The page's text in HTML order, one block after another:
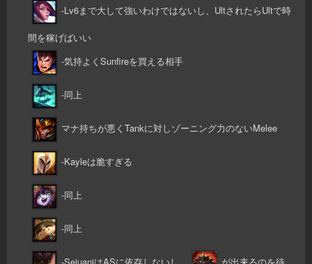
-Lv6まで大して強いわけではないし、UltされたらUltで時
間を稼げばいい
-気持よくSunfireを買える相手
-同上
マナ持ちが悪くTankに対しゾーニング力のないMelee
-Kayleは脆すぎる
-同上
-同上